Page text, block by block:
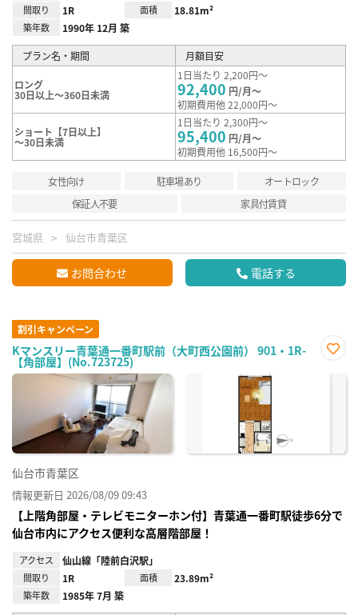
間取り 1R 面積 18.81m²
築年数 1990年 12月 築
プラン名・期間 月額目安
ロング
30日以上～360日未満
1日当たり 2,200円～
92,400 円/月～
初期費用他 22,000円～
ショート【7日以上】
～30日未満
1日当たり 2,300円～
95,400 円/月～
初期費用他 16,500円～
女性向け 駐車場あり
オートロック
保証人不要
家具付賃貸
宮城県 仙台市青葉区
お問合わせ 電話する
割引キャンペーン
Kマンスリー青葉通一番町駅前（大町西公園前） 901・1R-
【角部屋】(No.723725)
に入
仙台市青葉区
情報更新日 2026/08/09 09:43
【上階角部屋・テレビモニターホン付】青葉通一番町駅徒歩6分で
仙台市内にアクセス便利な高層階部屋！
アクセス 仙山線「陸前白沢駅」
間取り 1R 面積 23.89m²
築年数 1985年 7月 築